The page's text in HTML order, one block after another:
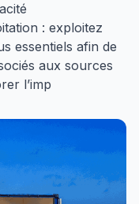
: exploitez
essentiels afin de
aux sources
l’imp